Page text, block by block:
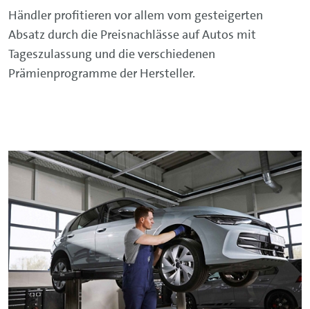
Händler profitieren vor allem vom gesteigerten
Absatz durch die Preisnachlässe auf Autos mit
Tageszulassung und die verschiedenen
Prämienprogramme der Hersteller.